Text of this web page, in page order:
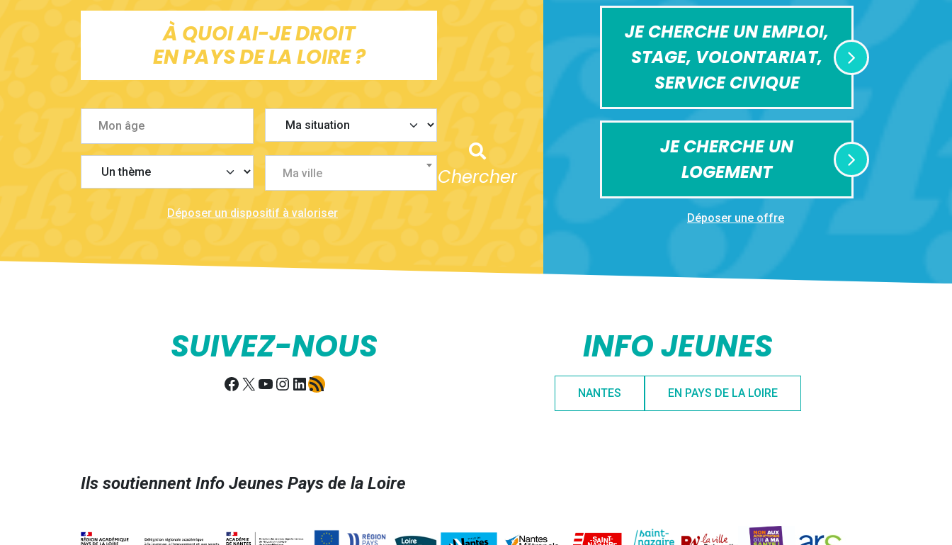
À QUOI AI-JE DROIT
EN PAYS DE LA LOIRE ?
Ma ville Chercher
Déposer un dispositif à valoriser
JE CHERCHE UN EMPLOI,
STAGE, VOLONTARIAT,
SERVICE CIVIQUE
JE CHERCHE UN
LOGEMENT
Déposer une offre
SUIVEZ-NOUS
Facebook
X YouTube
Instagram
LinkedIn
Flux RSS
INFO JEUNES
NANTES EN PAYS DE LA LOIRE
Ils soutiennent Info Jeunes Pays de la Loire